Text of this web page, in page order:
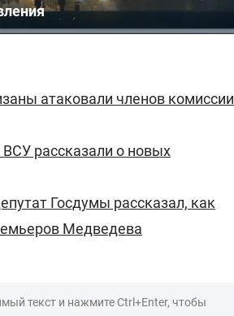
атаковали членов комиссии
рассказали о новых
Госдумы рассказал, как
Медведева
текст и нажмите Ctrl+Enter, чтобы